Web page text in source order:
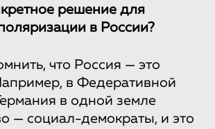
решение для
в России?
что Россия — это
в Федеративной
в одной земле
— социал-демократы, и это